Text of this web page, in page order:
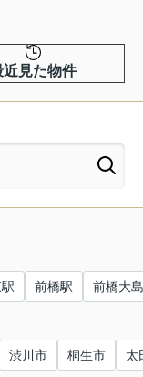
近見た物件
前橋駅 前橋大
渋川市 桐生市 太